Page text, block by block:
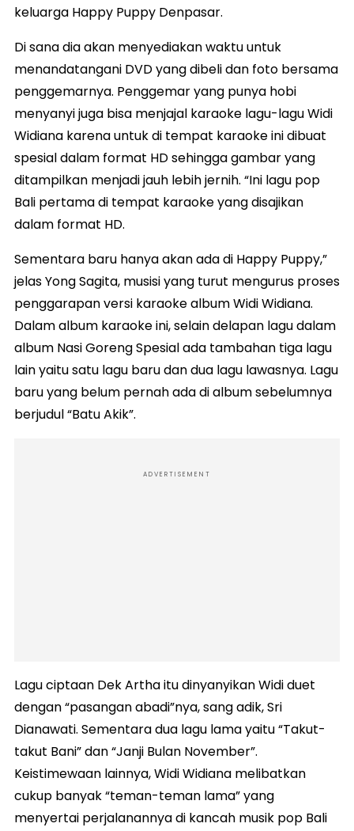
keluarga Happy Puppy Denpasar.
Di sana dia akan menyediakan waktu untuk
menandatangani DVD yang dibeli dan foto bersama
penggemarnya. Penggemar yang punya hobi
menyanyi juga bisa menjajal karaoke lagu-lagu Widi
Widiana karena untuk di tempat karaoke ini dibuat
spesial dalam format HD sehingga gambar yang
ditampilkan menjadi jauh lebih jernih. “Ini lagu pop
Bali pertama di tempat karaoke yang disajikan
dalam format HD.
Sementara baru hanya akan ada di Happy Puppy,”
jelas Yong Sagita, musisi yang turut mengurus proses
penggarapan versi karaoke album Widi Widiana.
Dalam album karaoke ini, selain delapan lagu dalam
album Nasi Goreng Spesial ada tambahan tiga lagu
lain yaitu satu lagu baru dan dua lagu lawasnya. Lagu
baru yang belum pernah ada di album sebelumnya
berjudul “Batu Akik”.
ADVERTISEMENT
Lagu ciptaan Dek Artha itu dinyanyikan Widi duet
dengan “pasangan abadi”nya, sang adik, Sri
Dianawati. Sementara dua lagu lama yaitu “Takut-
takut Bani” dan “Janji Bulan November”.
Keistimewaan lainnya, Widi Widiana melibatkan
cukup banyak “teman-teman lama” yang
menyertai perjalanannya di kancah musik pop Bali